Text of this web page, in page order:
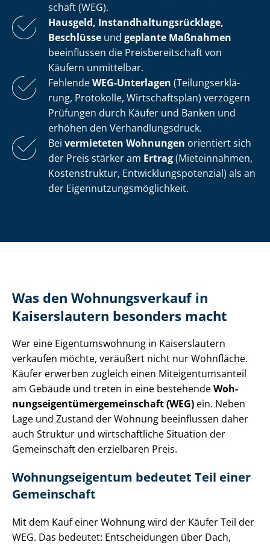
schaft (WEG).
Hausgeld, In­stand­hal­tungs­rück­la­ge,
Beschlüsse und geplante Maßnahmen
beeinflussen die Preis­be­reit­schaft von
Käufern unmittelbar.
FehlendeWEG-Unterlagen (Tei­lungs­er­klä­
rung, Protokolle, Wirtschaftsplan) verzögern
Prüfungen durch Käufer und Banken und
erhöhen den Ver­hand­lungs­druck.
Bei vermieteten Wohnungen orientiert sich
der Preis stärker am Ertrag(Mieteinnahmen,
Kostenstruktur, Ent­wick­lungs­po­ten­zi­al) als an
der Ei­gen­nut­zungs­mög­lich­keit.
Was den Wohnungsverkauf in
Kaiserslautern besonders macht
Wer eine Ei­gen­tums­woh­nung in Kaiserslautern
verkaufen möchte, veräußert nicht nur Wohnfläche.
Käufer erwerben zugleich einen Mit­ei­gen­tums­an­teil
am Gebäude und treten in eine bestehendeWoh­
nungs­ei­gen­tü­mer­ge­mein­schaft (WEG) ein. Neben
Lage und Zustand der Wohnung beeinflussen daher
auch Struktur und wirtschaftliche Situation der
Gemeinschaft den erzielbaren Preis.
Woh­nungs­ei­gen­tum bedeutet Teil einer
Gemeinschaft
Mit dem Kauf einer Wohnung wird der Käufer Teil der
WEG. Das bedeutet: Entscheidungen über Dach,